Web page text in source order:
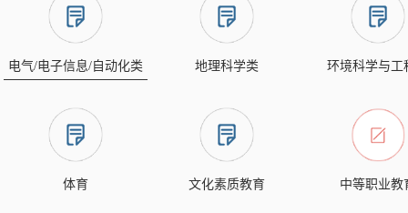
电气/电子信息/自动化类 地理科学类 环境科学与工
体育 文化素质教育 中等职业教